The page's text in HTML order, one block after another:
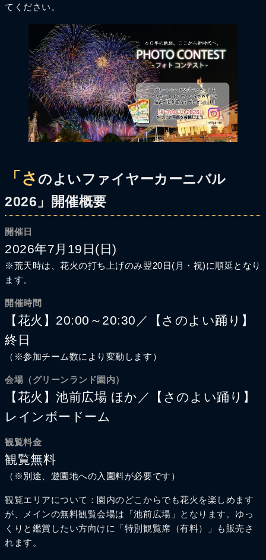
てください。
「さ のよいファイヤーカーニバル
2026」開催概要
開催日
2026年7月19日(日)
※荒天時は、花火の打ち上げのみ翌20日(月・祝)に順延となり
ます。
開催時間
【花火】20:00～20:30／【さのよい踊り】
終日
（※参加チーム数により変動します）
会場（グリーンランド園内）
【花火】池前広場 ほか／【さのよい踊り】
レインボードーム
観覧料金
観覧無料
（※別途、遊園地への入園料が必要です）
観覧エリアについて：園内のどこからでも花火を楽しめます
が、メインの無料観覧会場は「池前広場」となります。ゆっ
くりと鑑賞したい方向けに「特別観覧席（有料）」も販売さ
れます。